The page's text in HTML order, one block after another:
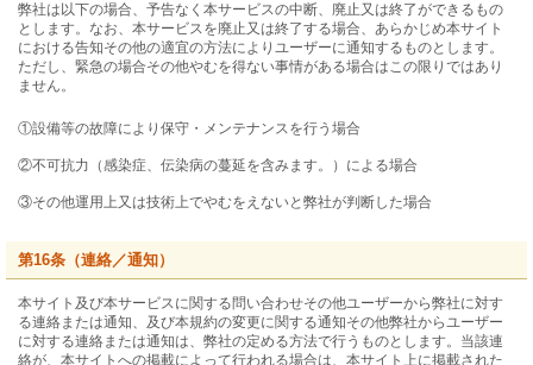
弊社は以下の場合、予告なく本サービスの中断、廃止又は終了ができるもの
とします。なお、本サービスを廃止又は終了する場合、あらかじめ本サイト
における告知その他の適宜の方法によりユーザーに通知するものとします。
ただし、緊急の場合その他やむを得ない事情がある場合はこの限りではあり
ません。
①設備等の故障により保守・メンテナンスを行う場合
②不可抗力（感染症、伝染病の蔓延を含みます。）による場合
③その他運用上又は技術上でやむをえないと弊社が判断した場合
第16条（連絡／通知）
本サイト及び本サービスに関する問い合わせその他ユーザーから弊社に対す
る連絡または通知、及び本規約の変更に関する通知その他弊社からユーザー
に対する連絡または通知は、弊社の定める方法で行うものとします。当該連
絡が、本サイトへの掲載によって行われる場合は、本サイト上に掲載された